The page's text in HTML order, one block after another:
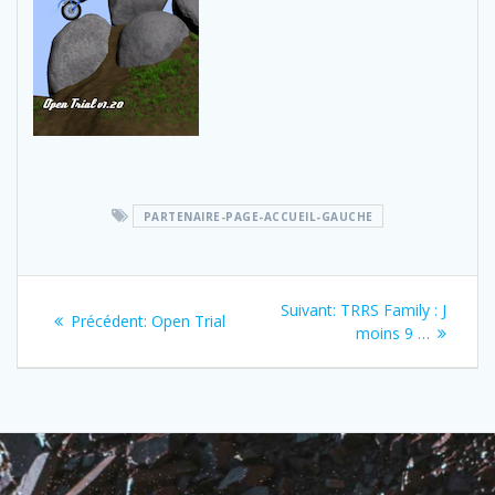
PARTENAIRE-PAGE-ACCUEIL-GAUCHE
Précédent: Previous
Open Trial
Suivant: Next
post:
TRRS Family : J
moins 9 …